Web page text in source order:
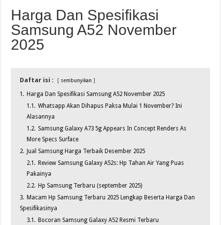
Harga Dan Spesifikasi
Samsung A52 November
2025
Daftar isi : sembunyikan
1. Harga Dan Spesifikasi Samsung A52 November 2025
1.1. Whatsapp Akan Dihapus Paksa Mulai 1 November? Ini
Alasannya
1.2. Samsung Galaxy A73 5g Appears In Concept Renders As
More Specs Surface
2. Jual Samsung Harga Terbaik Desember 2025
2.1. Review Samsung Galaxy A52s: Hp Tahan Air Yang Puas
Pakainya
2.2. Hp Samsung Terbaru (september 2025)
3. Macam Hp Samsung Terbaru 2025 Lengkap Beserta Harga Dan
Spesifikasinya
3.1. Bocoran Samsung Galaxy A52 Resmi Terbaru